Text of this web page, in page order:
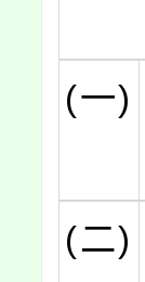
(一)
(二)